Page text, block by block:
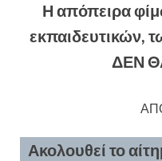
Η απόπειρα
εκπαιδευτικών,
ΔΕΝ
Ακολουθεί το